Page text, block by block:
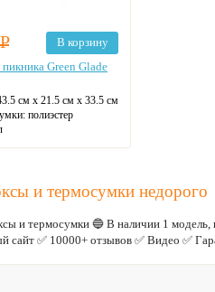
Р
В корзину
Green Glade
см х 21.5 см х 33.5 см
полиэстер
и термосумки недорого
и термосумки 🔵 В наличии 1
сайт ✅ 10000+ отзывов ✅ Видео ✅